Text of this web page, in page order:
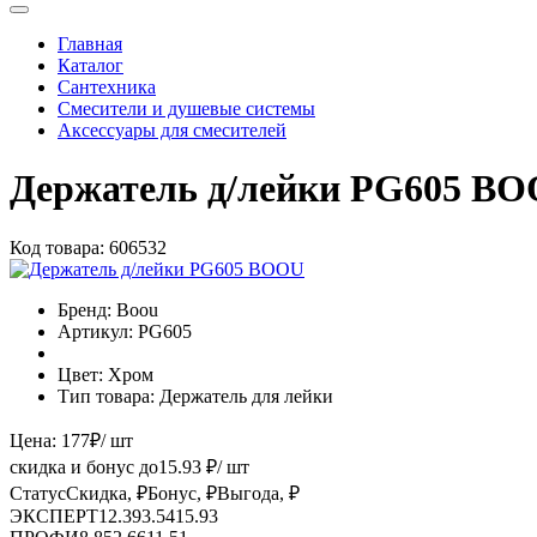
Главная
Каталог
Сантехника
Смесители и душевые системы
Аксессуары для смесителей
Держатель д/лейки PG605
Код товара: 606532
Бренд: Boou
Артикул: PG605
Цвет: Хром
Тип товара: Держатель для лейки
Цена: 177₽/ шт
скидка и бонус до15.93 ₽/ шт
СтатусСкидка, ₽Бонус, ₽Выгода, ₽
ЭКСПЕРТ12.393.5415.93